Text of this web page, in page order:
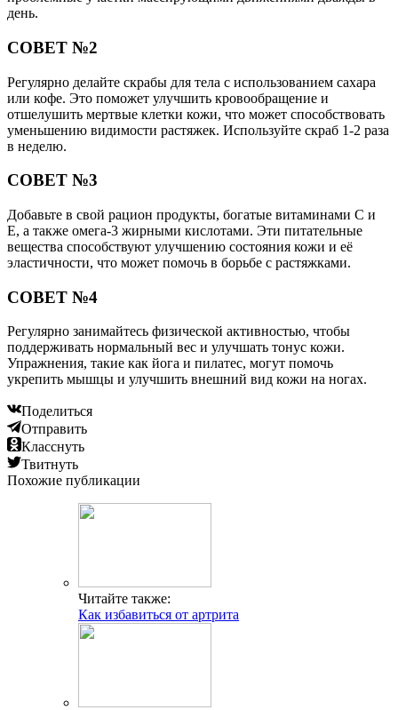
день.
СОВЕТ №2
Регулярно делайте скрабы для тела с использованием сахара
или кофе. Это поможет улучшить кровообращение и
отшелушить мертвые клетки кожи, что может способствовать
уменьшению видимости растяжек. Используйте скраб 1-2 раза
в неделю.
СОВЕТ №3
Добавьте в свой рацион продукты, богатые витаминами C и
E, а также омега-3 жирными кислотами. Эти питательные
вещества способствуют улучшению состояния кожи и её
эластичности, что может помочь в борьбе с растяжками.
СОВЕТ №4
Регулярно занимайтесь физической активностью, чтобы
поддерживать нормальный вес и улучшать тонус кожи.
Упражнения, такие как йога и пилатес, могут помочь
укрепить мышцы и улучшить внешний вид кожи на ногах.
Поделиться
Отправить
Класснуть
Твитнуть
Похожие публикации
Читайте также:
Как избавиться от артрита